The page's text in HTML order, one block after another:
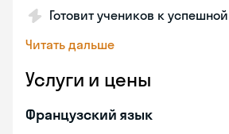
Готовит учеников к успешной
Читать дальше
Услуги и цены
Французский язык